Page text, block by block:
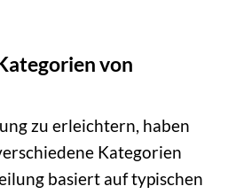
von
zu erleichtern, haben
Kategorien
basiert auf typischen